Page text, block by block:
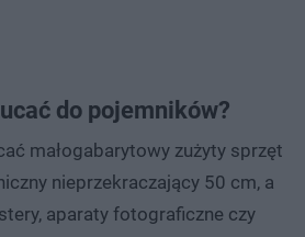
do pojemników?
małogabarytowy zużyty sprzęt
nieprzekraczający 50 cm, a
aparaty fotograficzne czy